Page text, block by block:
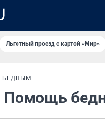
Льготный проезд с картой «Мир»
БЕДНЫМ
Помощь